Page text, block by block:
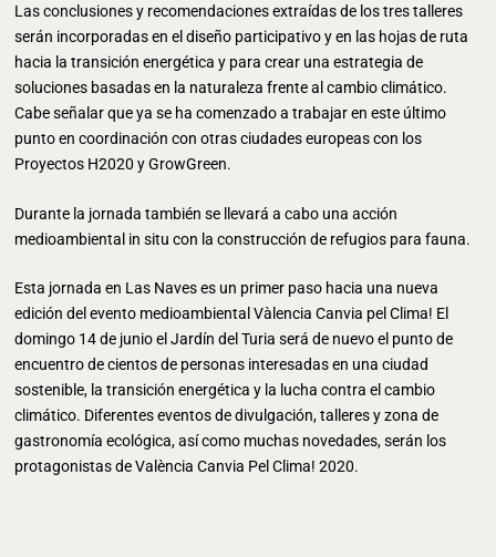
Las conclusiones y recomendaciones extraídas de los tres talleres
serán incorporadas en el diseño participativo y en las hojas de ruta
hacia la transición energética y para crear una estrategia de
soluciones basadas en la naturaleza frente al cambio climático.
Cabe señalar que ya se ha comenzado a trabajar en este último
punto en coordinación con otras ciudades europeas con los
Proyectos H2020 y GrowGreen.
Durante la jornada también se llevará a cabo una acción
medioambiental in situ con la construcción de refugios para fauna.
Esta jornada en Las Naves es un primer paso hacia una nueva
edición del evento medioambiental Vàlencia Canvia pel Clima! El
domingo 14 de junio el Jardín del Turia será de nuevo el punto de
encuentro de cientos de personas interesadas en una ciudad
sostenible, la transición energética y la lucha contra el cambio
climático. Diferentes eventos de divulgación, talleres y zona de
gastronomía ecológica, así como muchas novedades, serán los
protagonistas de València Canvia Pel Clima! 2020.